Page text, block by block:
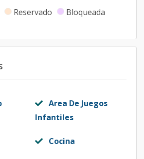
Reservado Bloqueada
Area De Juegos
Infantiles
Cocina